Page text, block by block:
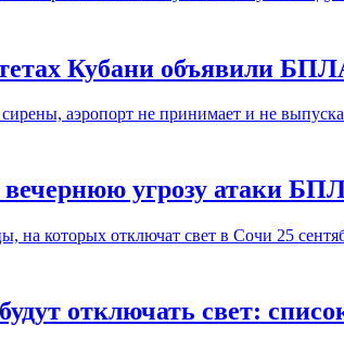
Кубани объявили
угрозу атаки
отключать свет: